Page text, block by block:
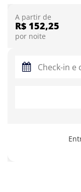
A partir de
R$ 152,25
por noite